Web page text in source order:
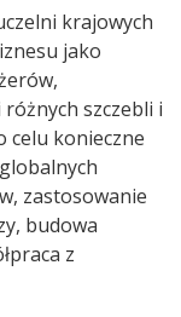
krajowych
jako
szczebli i
celu konieczne
zastosowanie
budowa
z